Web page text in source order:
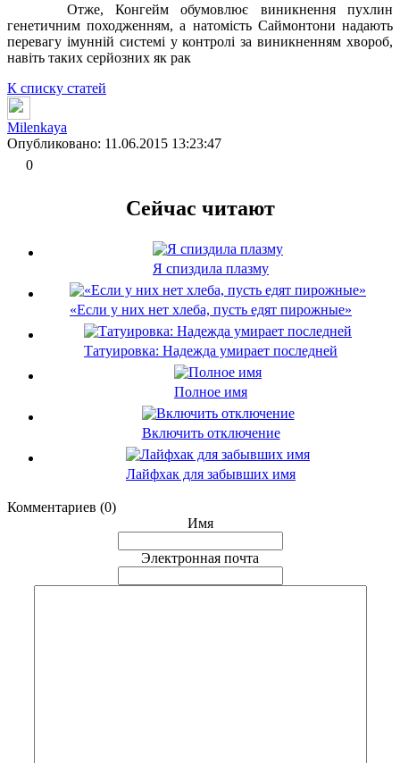
Отже, Конгейм обумовлює виникнення пухлин
генетичним походженням, а натомість Саймонтони надають
перевагу імунній системі у контролі за виникненням хвороб,
навіть таких серйозних як рак
К списку статей
Milenkaya
Опубликовано: 11.06.2015 13:23:47
0
Сейчас читают
Я спиздила плазму
«Если у них нет хлеба, пусть едят пирожные»
Татуировка: Надежда умирает последней
Полное имя
Включить отключение
Лайфхак для забывших имя
Комментариев (0)
Имя
Электронная почта